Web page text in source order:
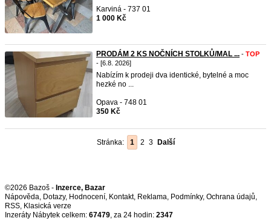
Karviná - 737 01
1 000 Kč
PRODÁM 2 KS NOČNÍCH STOLKŮ/MAL ... - TOP
- [6.8. 2026]
Nabízím k prodeji dva identické, bytelné a moc
hezké no ...
Opava - 748 01
350 Kč
Stránka: 1 2 3 Další
©2026 Bazoš - Inzerce, Bazar
Nápověda, Dotazy, Hodnocení, Kontakt, Reklama, Podmínky, Ochrana údajů,
RSS,
Inzeráty Nábytek celkem: 67479, za 24 hodin: 2347